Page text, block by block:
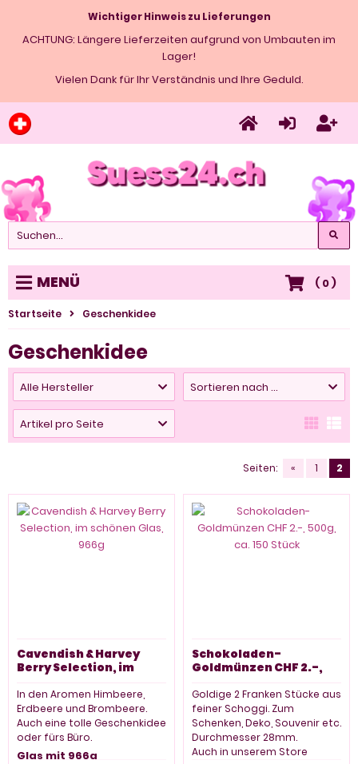
Wichtiger Hinweis zu Lieferungen
ACHTUNG: Längere Lieferzeiten aufgrund von Umbauten im
Lager!
Vielen Dank für Ihr Verständnis und Ihre Geduld.
MENÜ ( 0)
Startseite Geschenkidee
Geschenkidee
Alle Hersteller Sortieren nach ...
Artikel pro Seite
Seiten: « 1 2
Cavendish & Harvey
Berry Selection, im
In den Aromen Himbeere,
Erdbeere und Brombeere.
Auch eine tolle Geschenkidee
oder fürs Büro.
Glas mit 966g
Schokoladen-
Goldmünzen CHF 2.-,
Goldige 2 Franken Stücke aus
feiner Schoggi. Zum
Schenken, Deko, Souvenir etc.
Durchmesser 28mm.
Auch in unserem Store